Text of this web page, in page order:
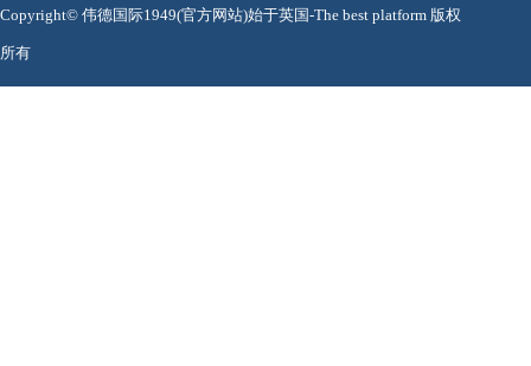
Copyright© 伟德国际1949(官方网站)始于英国-The best platform 版权
所有